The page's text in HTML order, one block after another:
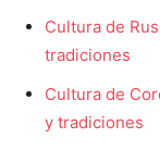
Cultura de
tradiciones
Cultura de
y tradiciones